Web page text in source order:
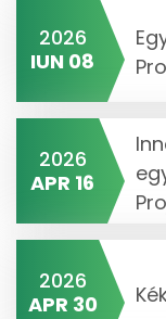
2026
IUN 08
2026
APR 16
2026
APR 30